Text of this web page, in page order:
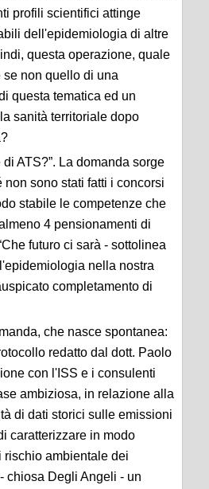
profili scientifici attinge
dell'epidemiologia di altre
questa operazione, quale
non quello di una
questa tematica ed un
sanità territoriale dopo
ATS?”. La domanda sorge
non sono stati fatti i concorsi
stabile le competenze che
4 pensionamenti di
futuro ci sarà - sottolinea
nella nostra
completamento di
che nasce spontanea:
redatto dal dott. Paolo
con l'ISS e i consulenti
ambiziosa, in relazione alla
di dati storici sulle emissioni
caratterizzare in modo
rischio ambientale dei
chiosa Degli Angeli - un